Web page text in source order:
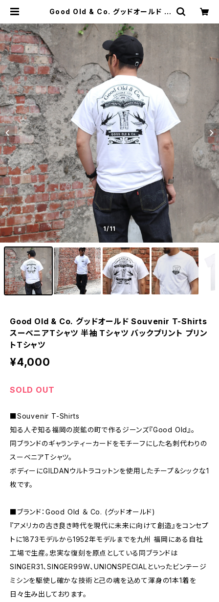
Good Old & Co. グッドオールド S
ャツ 半袖 Tシャツ バックプリント プ
リントTシャツ | MAVAZI マバジ
1/11
Good Old & Co. グッドオールド Souvenir T-Shirts
スーベニアTシャツ 半袖 Tシャツ バックプリント プリン
トTシャツ
¥4,000
SOLD OUT
■Souvenir T-Shirts
知る人ぞ知る福岡の炭鉱の町で作るジーンズ『Good Old』。
同ブランドのギャランティーカードをモチーフにした名刺代わりの
スーベニアTシャツ。
ボディーにGILDANウルトラコットンを使用したチープ＆シックな1
枚です。
■ブランド：Good Old ＆ Co. (グッドオールド)
『アメリカの古き良き時代を現代に未来に向けて創造』をコンセプ
トに1873モデルから1952年モデルまでを九州 福岡にある自社
工場で生産。忠実な復刻を原点としている同ブランドは
SINGER31、SINGER99W、UNIONSPECIALといったビンテージ
ミシンを駆使し確かな技術と己の魂を込めて渾身の1本1着を
日々生み出しております。